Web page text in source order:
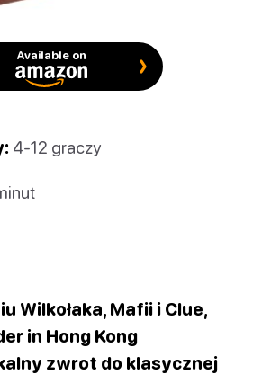
Available on
4-12 graczy
Wilkołaka, Mafii i Clue,
in Hong Kong
zwrot do klasycznej